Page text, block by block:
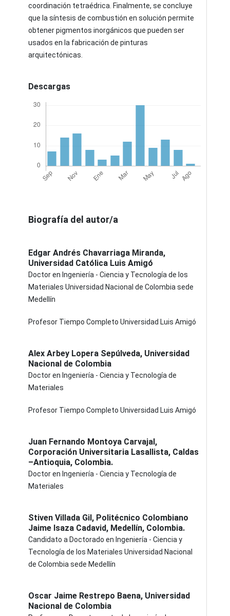
coordinación tetraédrica. Finalmente, se concluye
que la síntesis de combustión en solución permite
obtener pigmentos inorgánicos que pueden ser
usados en la fabricación de pinturas
arquitectónicas.
Descargas
Biografía del autor/a
Edgar Andrés Chavarriaga Miranda,
Universidad Católica Luis Amigó
Doctor en Ingeniería - Ciencia y Tecnología de los
Materiales Universidad Nacional de Colombia sede
Medellín
Profesor Tiempo Completo Universidad Luis Amigó
Alex Arbey Lopera Sepúlveda, Universidad
Nacional de Colombia
Doctor en Ingeniería - Ciencia y Tecnología de
Materiales
Profesor Tiempo Completo Universidad Luis Amigó
Juan Fernando Montoya Carvajal,
Corporación Universitaria Lasallista, Caldas
–Antioquia, Colombia.
Doctor en Ingeniería - Ciencia y Tecnología de
Materiales
Stiven Villada Gil, Politécnico Colombiano
Jaime Isaza Cadavid, Medellín, Colombia.
Candidato a Doctorado en Ingeniería - Ciencia y
Tecnología de los Materiales Universidad Nacional
de Colombia sede Medellín
Oscar Jaime Restrepo Baena, Universidad
Nacional de Colombia